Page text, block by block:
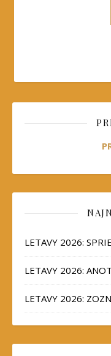
LETAVY 2026:
LETAVY 2026:
LETAVY 2026: